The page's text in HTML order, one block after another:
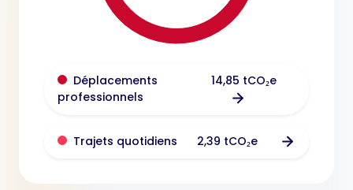
Déplacements
professionnels
14,85 tCO₂e
Trajets quotidiens 2,39 tCO₂e